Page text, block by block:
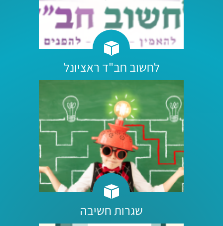
לחשוב חב"ד ראציונל
שגרות חשיבה